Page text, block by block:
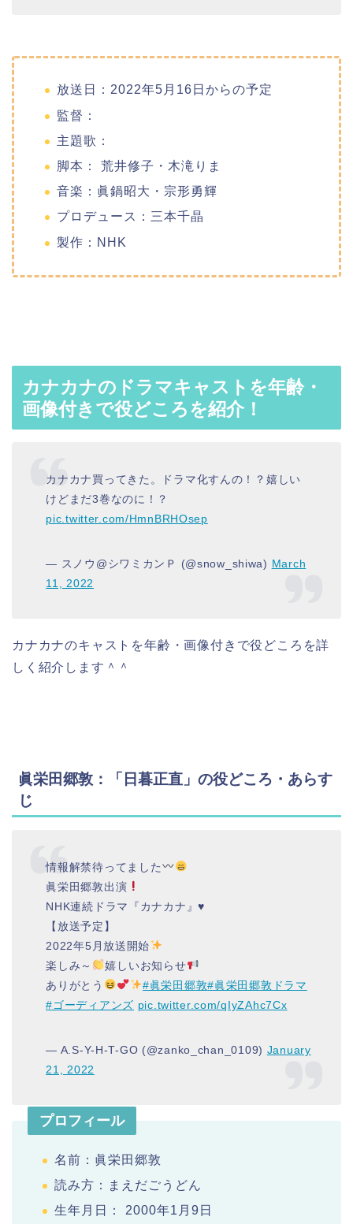
放送日：2022年5月16日からの予定
監督：
主題歌：
脚本： 荒井修子・木滝りま
音楽：眞鍋昭大・宗形勇輝
プロデュース：三本千晶
製作：NHK
カナカナのドラマキャストを年齢・
画像付きで役どころを紹介！
カナカナ買ってきた。ドラマ化すんの！？嬉しい
けどまだ3巻なのに！？
pic.twitter.com/HmnBRHOsep
— スノウ@シワミカンＰ (@snow_shiwa) March
11, 2022
カナカナのキャストを年齢・画像付きで役どころを詳
しく紹介します＾＾
眞栄田郷敦：「日暮正直」の役どころ・あらす
じ
情報解禁待ってました
眞栄田郷敦出演
NHK連続ドラマ『カナカナ』♥️
【放送予定】
2022年5月放送開始
楽しみ～
嬉しいお知らせ
ありがとう
#眞栄田郷敦#眞栄田郷敦ドラマ
#ゴーディアンズ pic.twitter.com/qIyZAhc7Cx
— A.S-Y-H-T-GO (@zanko_chan_0109) January
21, 2022
プロフィール
名前：眞栄田郷敦
読み方：まえだごうどん
生年月日： 2000年1月9日